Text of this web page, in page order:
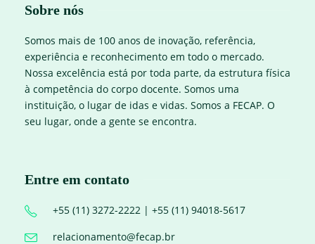
Sobre nós
Somos mais de 100 anos de inovação, referência,
experiência e reconhecimento em todo o mercado.
Nossa excelência está por toda parte, da estrutura física
à competência do corpo docente. Somos uma
instituição, o lugar de idas e vidas. Somos a FECAP. O
seu lugar, onde a gente se encontra.
Entre em contato
+55 (11) 3272-2222 | +55 (11) 94018-5617
relacionamento@fecap.br